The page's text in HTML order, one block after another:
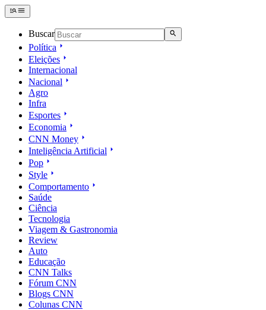
Buscar
Política
Eleições
Internacional
Nacional
Agro
Infra
Esportes
Economia
CNN Money
Inteligência Artificial
Pop
Style
Comportamento
Saúde
Ciência
Tecnologia
Viagem & Gastronomia
Review
Auto
Educação
CNN Talks
Fórum CNN
Blogs CNN
Colunas CNN